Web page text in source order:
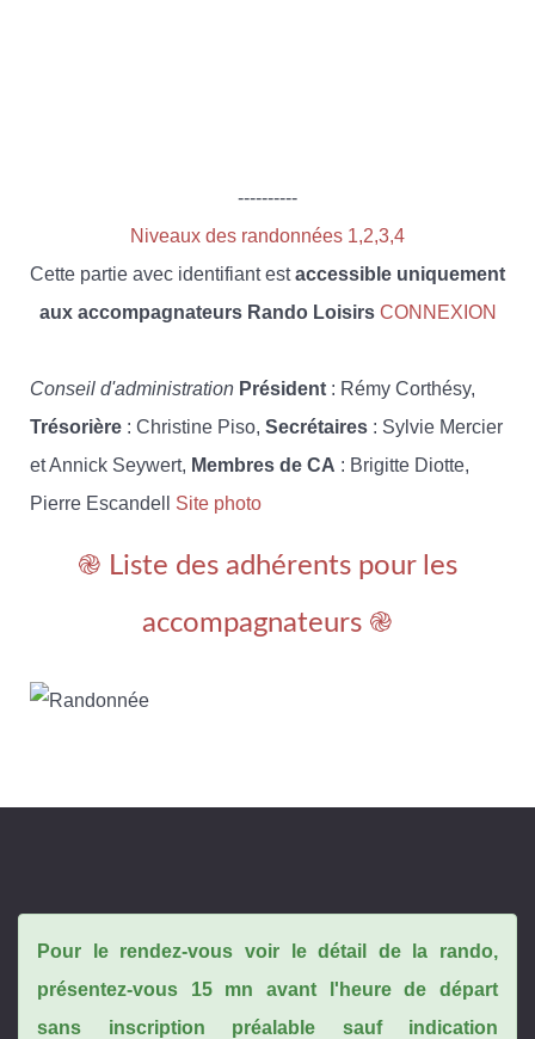
----------
Niveaux des randonnées 1,2,3,4
Cette partie avec identifiant estaccessible uniquement
aux accompagnateurs Rando Loisirs CONNEXION
Conseil d'administration Président : Rémy Corthésy,
Trésorière : Christine Piso, Secrétaires : Sylvie Mercier
et Annick Seywert, Membres de CA : Brigitte Diotte,
Pierre Escandell Site photo
֎ Liste des adhérents pour les
accompagnateurs ֎
Pour le rendez-vous voir le détail de la rando,
présentez-vous 15 mn avant l'heure de départ
sans inscription préalable sauf indication